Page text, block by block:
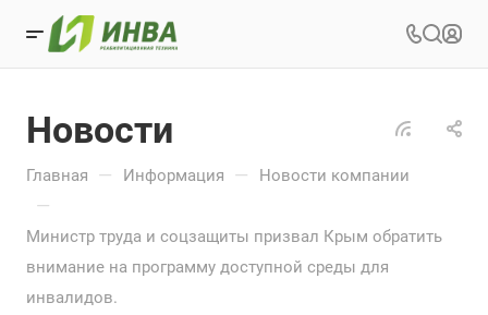
Новости
Главная — Информация — Новости компании
—
Министр труда и соцзащиты призвал Крым обратить
внимание на программу доступной среды для
инвалидов.